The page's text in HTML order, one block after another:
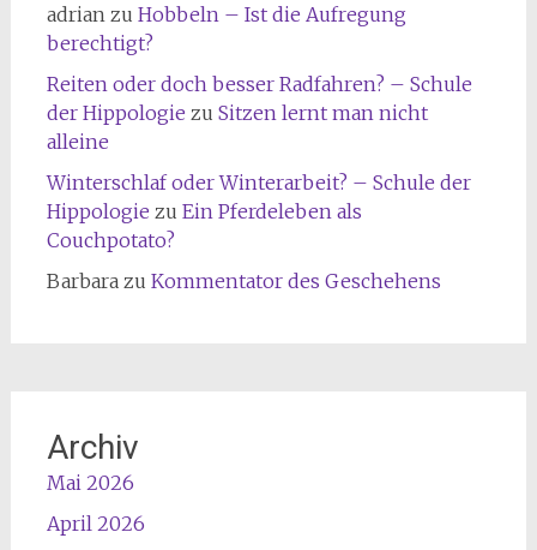
adrian zu Hobbeln – Ist die Aufregung
berechtigt?
Reiten oder doch besser Radfahren? – Schule
der Hippologie zu Sitzen lernt man nicht
alleine
Winterschlaf oder Winterarbeit? – Schule der
Hippologie zu Ein Pferdeleben als
Couchpotato?
Barbarazu Kommentator des Geschehens
Archiv
Mai 2026
April 2026